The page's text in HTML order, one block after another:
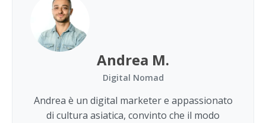
Andrea M.
Digital Nomad
Andrea è un digital marketer e appassionato
di cultura asiatica, convinto che il modo